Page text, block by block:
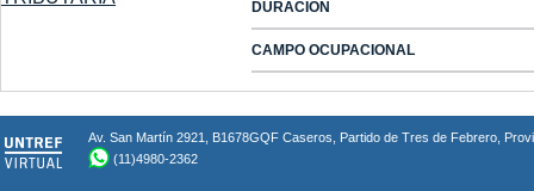
DURACION
CAMPO OCUPACIONAL
Av. San Martín 2921, B1678GQF Caseros, Partido de Tres de Febrero,
(11)4980-2362